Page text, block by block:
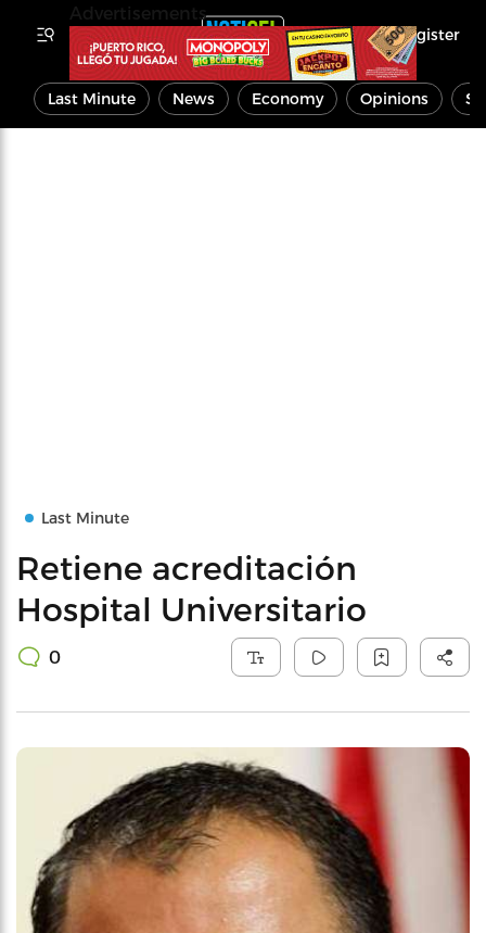
Register
Last Minute News Economy Opinions
Last Minute
Retiene acreditación
Hospital Universitario
0
Advertisements